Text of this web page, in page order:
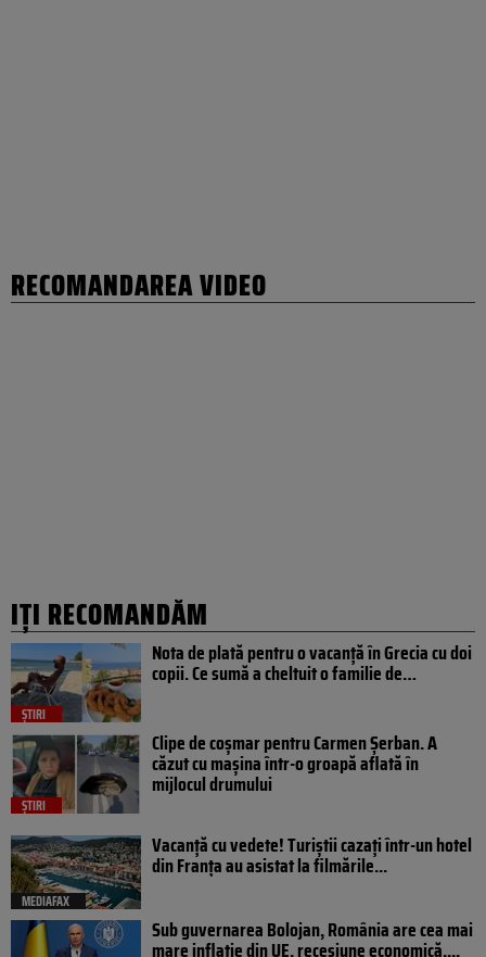
RECOMANDAREA VIDEO
IȚI RECOMANDĂM
ȘTIRI
Nota de plată pentru o vacanță în Grecia cu doi
copii. Ce sumă a cheltuit o familie de…
ȘTIRI
Clipe de coșmar pentru Carmen Șerban. A
căzut cu mașina într-o groapă aflată în
mijlocul drumului
MEDIAFAX
Vacanță cu vedete! Turiștii cazați într-un hotel
din Franța au asistat la filmările...
Sub guvernarea Bolojan, România are cea mai
mare inflație din UE, recesiune economică,...